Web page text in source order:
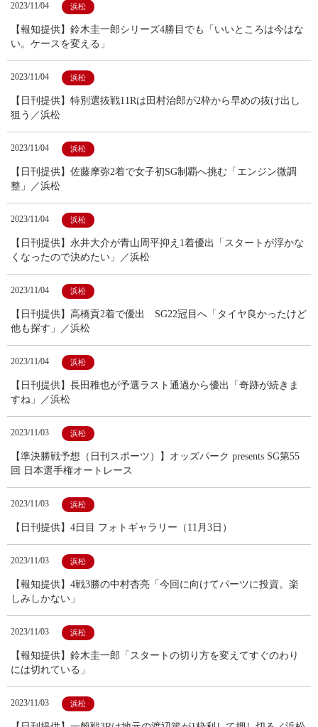
2023/11/04 浜松
【報知提供】鈴木圭一郎シリーズ4勝目でも「いいところは今はな
い。ケースを変える」
2023/11/04 浜松
【日刊提供】特別選抜戦11Rは田村治郎が2枠から早めの抜け出し
狙う／浜松
2023/11/04 浜松
【日刊提供】佐藤摩弥2着で女子初SG制覇へ挑む「エンジン微調
整」／浜松
2023/11/04 浜松
【日刊提供】永井大介が青山周平抑え1着優出「スタートが浮かな
くなったので決めたい」／浜松
2023/11/04 浜松
【日刊提供】高橋貢2着で優出 SG22冠目へ「タイヤ良かったけど
他も探す」／浜松
2023/11/04 浜松
【日刊提供】長田稚也が予選ラスト通過から優出「奇跡が続きま
すね」／浜松
2023/11/03 浜松
【準決勝戦予想（日刊スポーツ）】オッズパーク presents SG第55
回 日本選手権オートレース
2023/11/03 浜松
【日刊提供】4日目 フォトギャラリー（11月3日）
2023/11/03 浜松
【報知提供】4戦3勝の中村杏亮「今回に向けてパーツに投資。楽
しみしかない」
2023/11/03 浜松
【報知提供】鈴木圭一郎「スタートの切り方を変えてすぐのわり
には切れている」
2023/11/03 浜松